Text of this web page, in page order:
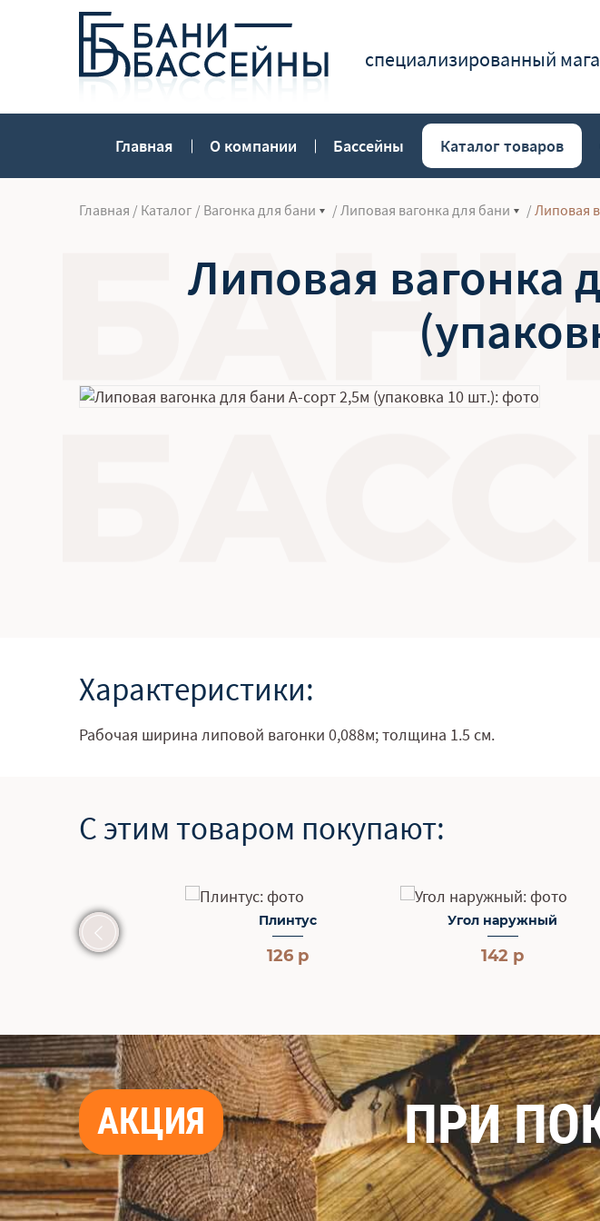
специализированный
Главная О компании Бассейны Каталог товаров
Главная / Каталог / Вагонка для бани /Липовая вагонка для бани /Липовая
Липовая вагонка
Характеристики:
Рабочая ширина липовой вагонки 0,088м; толщина 1.5 см.
С этим товаром покупают:
Плинтус
126 р
Угол наружный
142 р
АКЦИЯ ПРИ